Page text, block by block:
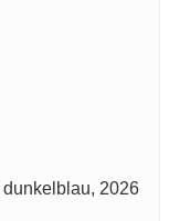
2026